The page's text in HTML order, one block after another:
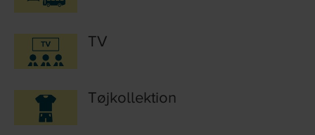
TV
Tøjkollektion